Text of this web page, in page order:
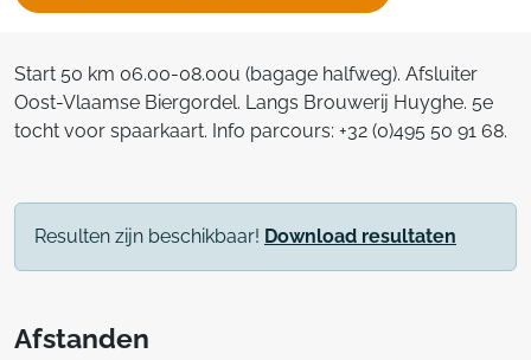
Start 50 km 06.00-08.00u (bagage halfweg). Afsluiter
Oost-Vlaamse Biergordel. Langs Brouwerij Huyghe. 5e
tocht voor spaarkaart. Info parcours: +32 (0)495 50 91 68.
Resulten zijn beschikbaar! Download resultaten
Afstanden